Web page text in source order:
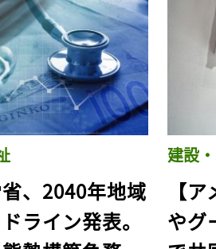
省、2040年地域
ライン発表。
建設
【
やグ